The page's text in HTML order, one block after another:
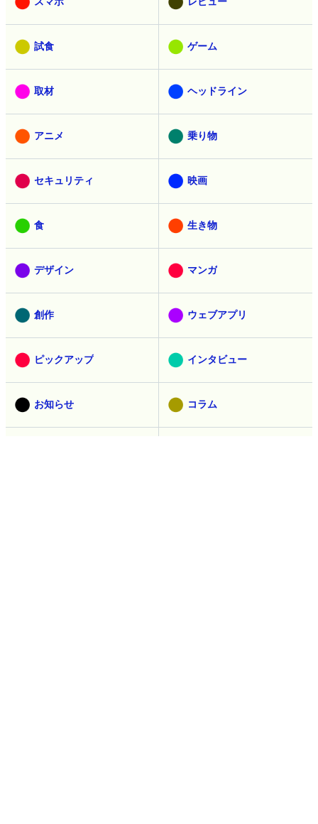
試食 ゲーム
取材 ヘッドライン
アニメ 乗り物
セキュリティ 映画
食 生き物
デザイン マンガ
創作 ウェブアプリ
ピックアップ インタビュー
お知らせ コラム